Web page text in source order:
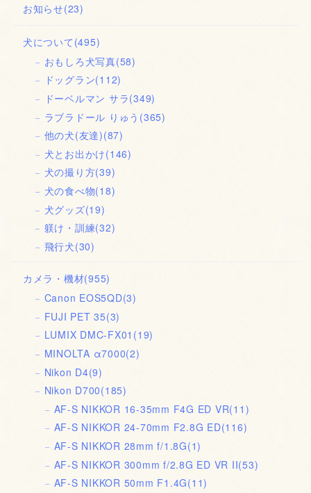
お知らせ(23)
犬について (495)
おもしろ犬写真(58)
ドッグラン(112)
ドーベルマン サラ(349)
ラブラドール りゅう (365)
他の犬(友達)(87)
犬とお出かけ(146)
犬の撮り方(39)
犬の食べ物(18)
犬グッズ(19)
躾け・訓練(32)
飛行犬(30)
カメラ・機材(955)
Canon EOS5QD(3)
FUJI PET 35(3)
LUMIX DMC-FX01 (19)
MINOLTA α7000(2)
Nikon D4(9)
Nikon D700(185)
AF-S NIKKOR 16-35mm F4G ED VR(11)
AF-S NIKKOR 24-70mm F2.8G ED(116)
AF-S NIKKOR 28mm f/1.8G(1)
AF-S NIKKOR 300mm f/2.8G ED VR II(53)
AF-S NIKKOR 50mm F1.4G(11)